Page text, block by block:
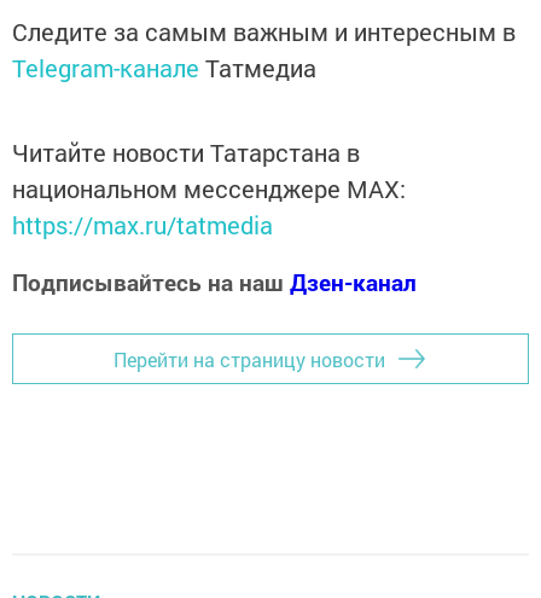
Следите за самым важным и интересным в
Telegram-канале Татмедиа
Читайте новости Татарстана в
национальном мессенджере MАХ:
https://max.ru/tatmedia
Подписывайтесь на наш Дзен-канал
Перейти на страницу новости